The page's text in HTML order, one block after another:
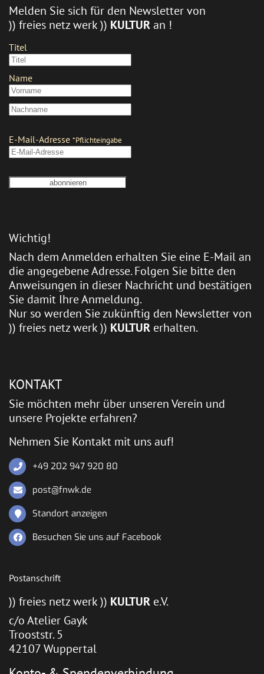
Melden Sie sich für den Newsletter von
)) freies netz werk )) KULTURan !
Wichtig!
Nach dem Anmelden erhalten Sie eine E-Mail an
die angegebene Adresse. Folgen Sie bitte den
Anweisungen in dieser Nachricht und bestätigen
Sie damit Ihre Anmeldung.
Nur so werden Sie zukünftig den Newsletter von
)) freies netz werk )) KULTUR erhalten.
KONTAKT
Sie möchten mehr über unseren Verein und
unsere Projekte erfahren?
Nehmen Sie Kontakt mit uns auf!
+49 202 947 920 80
post@fnwk.de
Standort anzeigen
Besuchen Sie uns auf Facebook
Postanschrift
)) freies netz werk )) KULTUR e.V.
c/o Atelier Gayk
Trooststr. 5
42107 Wuppertal